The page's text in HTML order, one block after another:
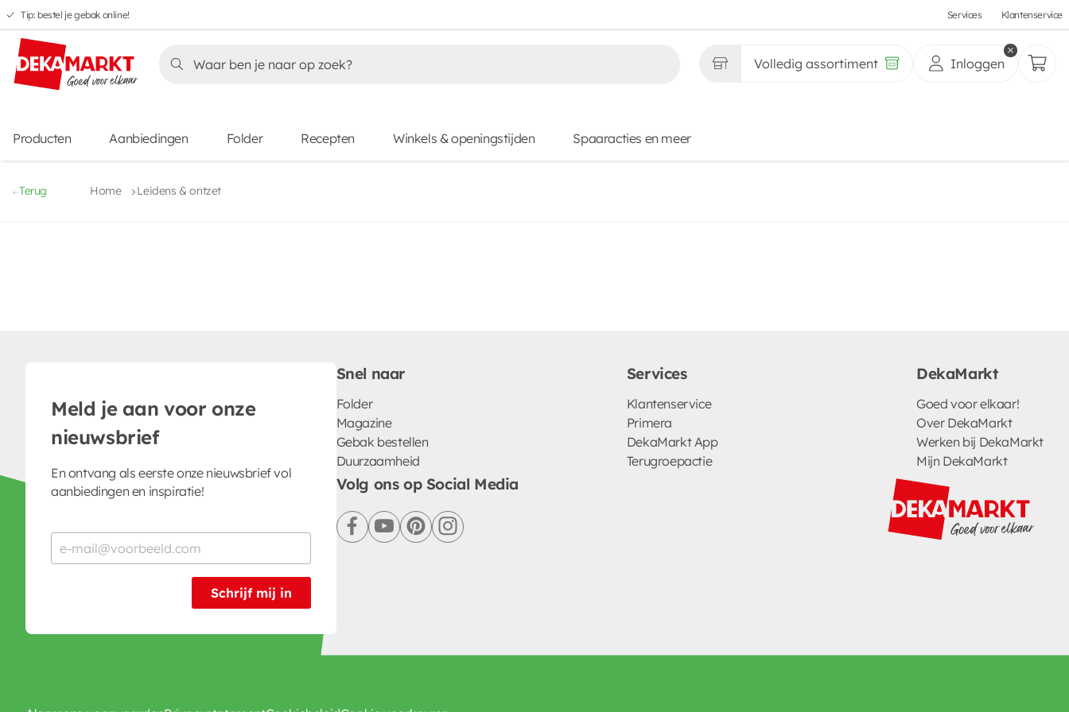
Overslaan
naar
hoofdnavigatie
Overslaan
naar
hoofdinhoud
Overslaan
naar
voettekstinhoud
Overslaan
naar
aanbiedingen
Tip: bestel je gebak online! Services Klantenservice
Volledig assortiment Inloggen
Producten Aanbiedingen Folder Recepten Winkels & openingstijden Spaaracties en meer
Terug Home Leidens & ontzet
Meld je aan voor onze
nieuwsbrief
En ontvang als eerste onze nieuwsbrief vol
aanbiedingen en inspiratie!
Schrijf mij in
Snel naar
Folder
Magazine
Gebak bestellen
Duurzaamheid
Services
Klantenservice
Primera
DekaMarkt App
Terugroepactie
DekaMarkt
Goed voor elkaar!
Over DekaMarkt
Werken bij DekaMarkt
Mijn DekaMarkt
Volg ons op Social Media
facebookyoutubepinterestinstagram